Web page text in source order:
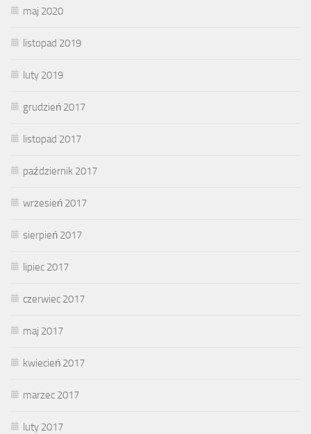
maj 2020
listopad 2019
luty 2019
grudzień 2017
listopad 2017
październik 2017
wrzesień 2017
sierpień 2017
lipiec 2017
czerwiec 2017
maj 2017
kwiecień 2017
marzec 2017
luty 2017